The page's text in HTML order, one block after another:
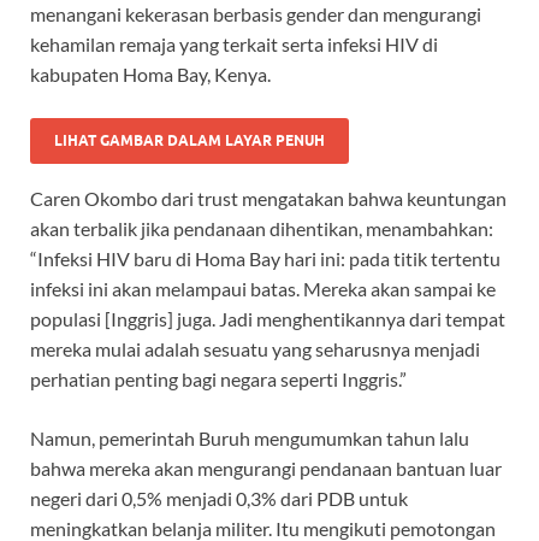
menangani kekerasan berbasis gender dan mengurangi
kehamilan remaja yang terkait serta infeksi HIV di
kabupaten Homa Bay, Kenya.
LIHAT GAMBAR DALAM LAYAR PENUH
Caren Okombo dari trust mengatakan bahwa keuntungan
akan terbalik jika pendanaan dihentikan, menambahkan:
“Infeksi HIV baru di Homa Bay hari ini: pada titik tertentu
infeksi ini akan melampaui batas. Mereka akan sampai ke
populasi [Inggris] juga. Jadi menghentikannya dari tempat
mereka mulai adalah sesuatu yang seharusnya menjadi
perhatian penting bagi negara seperti Inggris.”
Namun, pemerintah Buruh mengumumkan tahun lalu
bahwa mereka akan mengurangi pendanaan bantuan luar
negeri dari 0,5% menjadi 0,3% dari PDB untuk
meningkatkan belanja militer. Itu mengikuti pemotongan